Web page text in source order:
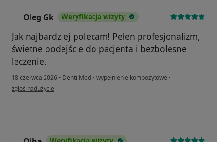
Oleg Gk Weryfikacja wizyty
Jak najbardziej polecam! Pełen profesjonalizm,
świetne podejście do pacjenta i bezbolesne
leczenie.
18 czerwca 2026 • Denti-Med • wypełnienie kompozytowe •
w opinii użytkownika Oleg Gk
zgłoś nadużycie